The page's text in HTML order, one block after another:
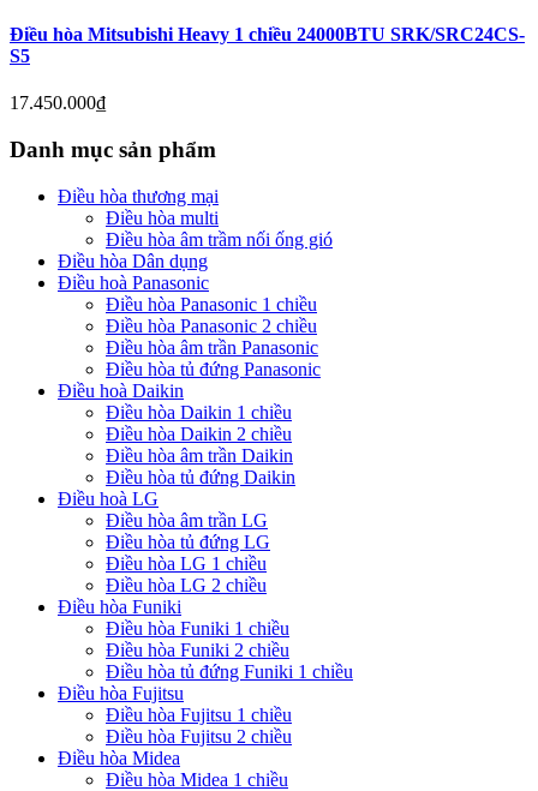
Điều hòa Mitsubishi Heavy 1 chiều 24000BTU SRK/SRC24CS-
S5
17.450.000₫
Danh mục sản phẩm
Điều hòa thương mại
Điều hòa multi
Điều hòa âm trầm nối ống gió
Điều hòa Dân dụng
Điều hoà Panasonic
Điều hòa Panasonic 1 chiều
Điều hòa Panasonic 2 chiều
Điều hòa âm trần Panasonic
Điều hòa tủ đứng Panasonic
Điều hoà Daikin
Điều hòa Daikin 1 chiều
Điều hòa Daikin 2 chiều
Điều hòa âm trần Daikin
Điều hòa tủ đứng Daikin
Điều hoà LG
Điều hòa âm trần LG
Điều hòa tủ đứng LG
Điều hòa LG 1 chiều
Điều hòa LG 2 chiều
Điều hòa Funiki
Điều hòa Funiki 1 chiều
Điều hòa Funiki 2 chiều
Điều hòa tủ đứng Funiki 1 chiều
Điều hòa Fujitsu
Điều hòa Fujitsu 1 chiều
Điều hòa Fujitsu 2 chiều
Điều hòa Midea
Điều hòa Midea 1 chiều